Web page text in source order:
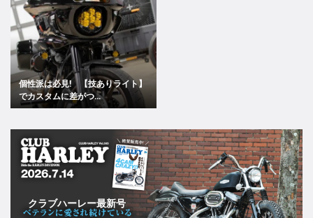
個性派は必見! 【技ありライト】
でカスタムに差がつ...
クラブハーレー最新号